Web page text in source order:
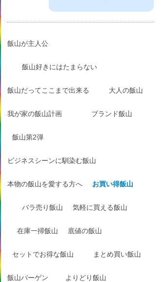
飯山が主人公
飯山好きにはたまらない
飯山だってここまで出来る 大人の飯山
我が家の飯山計画 ブランド飯山
飯山第2弾
ビジネスシーンに馴染む飯山
本物の飯山を愛する方へ お買い得飯山
バラ売り飯山 気軽に買える飯山
在庫一掃飯山 底値の飯山
セットでお得な飯山 まとめ買い飯山
飯山バーゲン よりどり飯山